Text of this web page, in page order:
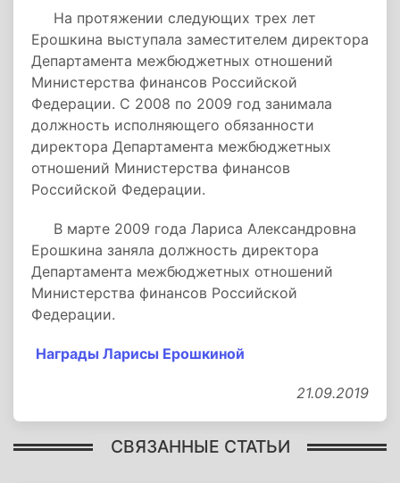
На протяжении следующих трех лет
Ерошкина выступала заместителем директора
Департамента межбюджетных отношений
Министерства финансов Российской
Федерации. С 2008 по 2009 год занимала
должность исполняющего обязанности
директора Департамента межбюджетных
отношений Министерства финансов
Российской Федерации.
В марте 2009 года Лариса Александровна
Ерошкина заняла должность директора
Департамента межбюджетных отношений
Министерства финансов Российской
Федерации.
Награды Ларисы Ерошкиной
21.09.2019
СВЯЗАННЫЕ СТАТЬИ